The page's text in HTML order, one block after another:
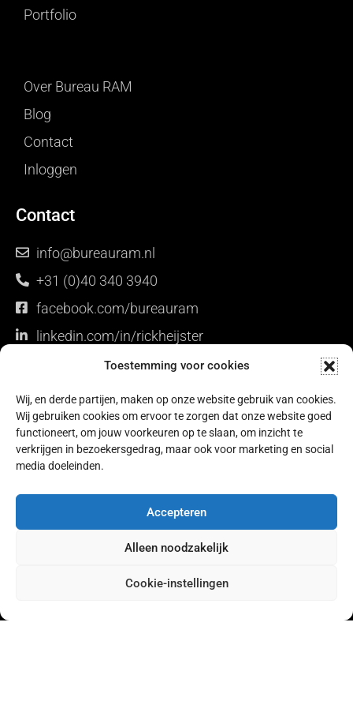
Toestemming voor cookies
Wij, en derde partijen, maken op onze website gebruik van cookies.
Wij gebruiken cookies om ervoor te zorgen dat onze website goed
functioneert, om jouw voorkeuren op te slaan, om inzicht te
verkrijgen in bezoekersgedrag, maar ook voor marketing en social
media doeleinden.
Accepteren
Alleen noodzakelijk
Cookie-instellingen
Portfolio
Over Bureau RAM
Blog
Contact
Inloggen
Contact
info@bureauram.nl
+31 (0)40 340 3940
facebook.com/bureauram
linkedin.com/in/rickheijster
Vrijblijvend een gesprek plannen?
Wil je graag een keer kennismaken? We gaan graag
Plan een gratis gesprek